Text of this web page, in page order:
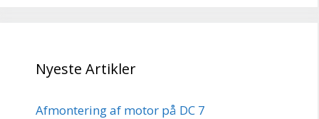
Nyeste Artikler
Afmontering af motor på DC 7